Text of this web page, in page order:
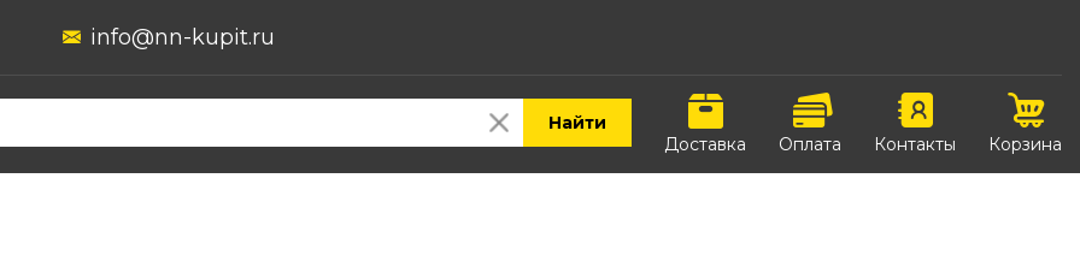
info@nn-kupit.ru
Найти
Доставка
Оплата Контакты Корзина